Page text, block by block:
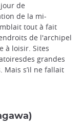
de
de la mi-
tout à fait
de l'archipel
à loisir. Sites
grandes
s’il ne fallait